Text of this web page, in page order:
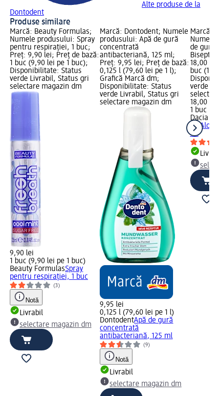
Alte produse de la
Dontodent
Produse similare
Marcă: Beauty Formulas;
Numele produsului: Spray
pentru respirației, 1 buc;
Preț: 9,90 lei; Preț de bază:
1 buc (9,90 lei pe 1 buc);
Disponibilitate: Status
verde Livrabil, Status gri
selectare magazin dm
9,90 lei
1 buc (9,90 lei pe 1 buc)
Beauty FormulasSpray
pentru respirației, 1 buc
(3)
Notă
Livrabil
selectare magazin dm
Marcă: Dontodent; Numele
produsului: Apă de gură
concentrată
antibacteriană, 125 ml;
Preț: 9,95 lei; Preț de bază:
0,125 l (79,60 lei pe 1 l);
Grafică Marcă dm;
Disponibilitate: Status
verde Livrabil, Status gri
selectare magazin dm
9,95 lei
0,125 l (79,60 lei pe 1 l)
DontodentApă de gură
concentrată
antibacteriană, 125 ml
(9)
Notă
Livrabil
selectare magazin dm
Marcă:
Numele
de gură
18,00
buc
verde
18,00 lei
1 buc
Dacia
cu Aloe
ml